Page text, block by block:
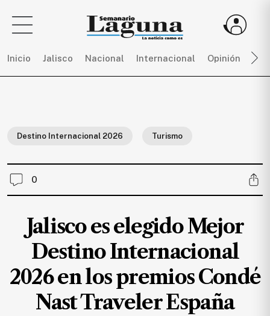
Inicio Jalisco Nacional Internacional Opinión
únete
a
LAGUNA
por
MXN
Destino Internacional 2026 Turismo
0
Jalisco es elegido Mejor
Destino Internacional
2026 en los premios Condé
Nast Traveler España